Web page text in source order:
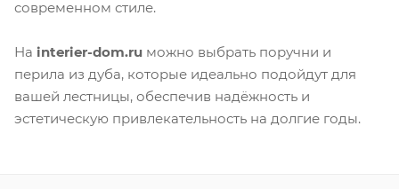
современном стиле.
На interier-dom.ru можно выбрать поручни и
перила из дуба, которые идеально подойдут для
вашей лестницы, обеспечив надёжность и
эстетическую привлекательность на долгие годы.